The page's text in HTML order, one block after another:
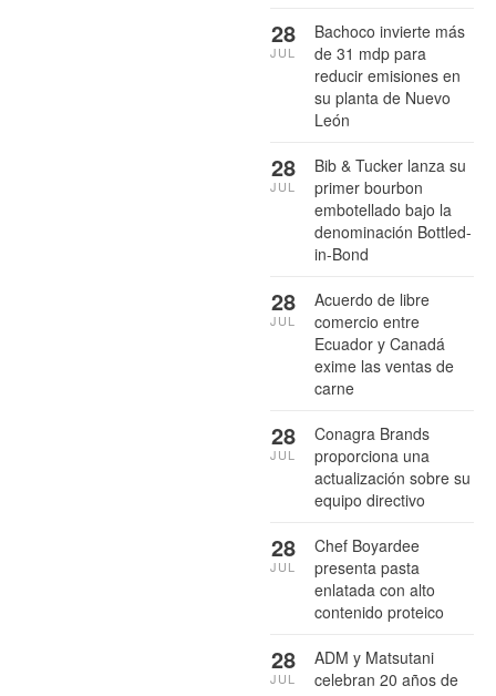
Bachoco invierte más
de 31 mdp para
reducir emisiones en
su planta de Nuevo
León
28
JUL
Bib & Tucker lanza su
primer bourbon
embotellado bajo la
denominación Bottled-
in-Bond
28
JUL
Acuerdo de libre
comercio entre
Ecuador y Canadá
exime las ventas de
carne
28
JUL
Conagra Brands
proporciona una
actualización sobre su
equipo directivo
28
JUL
Chef Boyardee
presenta pasta
enlatada con alto
contenido proteico
28
JUL
ADM y Matsutani
celebran 20 años de
28
JUL